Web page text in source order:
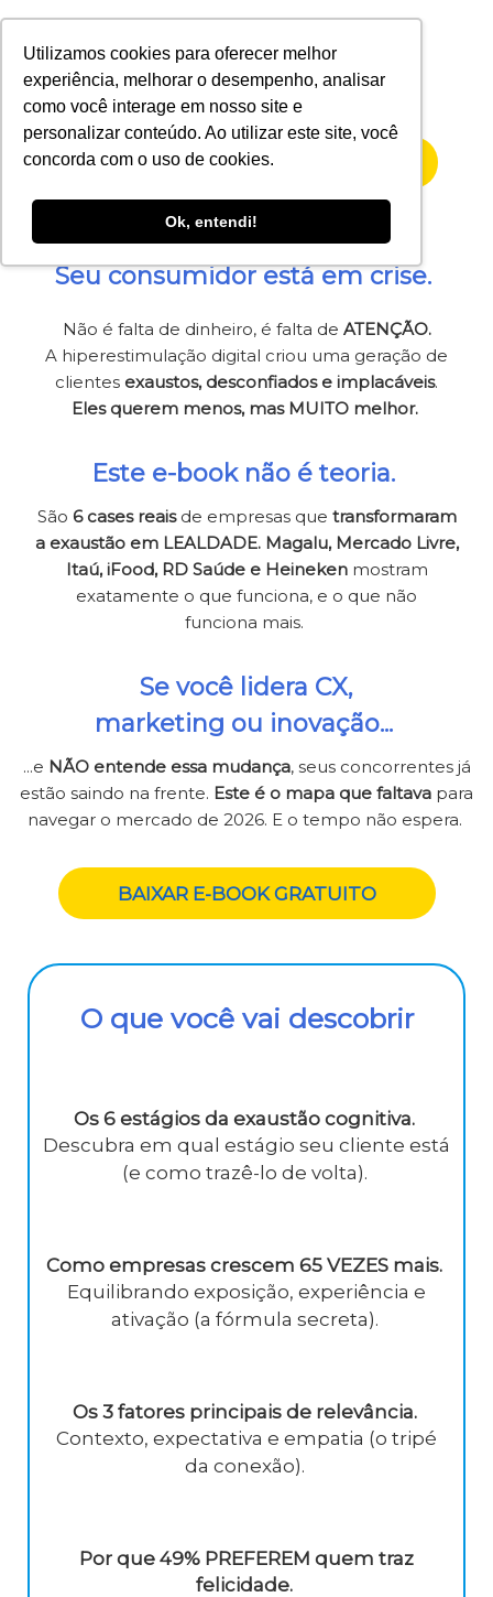
Utilizamos cookies para oferecer melhor
experiência, melhorar o desempenho, analisar
como você interage em nosso site e
personalizar conteúdo. Ao utilizar este site, você
concorda com o uso de cookies.
Ok, entendi!
QUERO O E-BOOK GRATUITO
Seu consumidor está em crise.
Não é falta de dinheiro, é falta de ATENÇÃO.
A hiperestimulação digital criou uma geração de
clientes exaustos, desconfiados e implacáveis.
Eles querem menos, mas MUITO melhor.
Este e-book não é teoria.
São 6 cases reaisde empresas que transformaram
a exaustão em LEALDADE. Magalu, Mercado Livre,
Itaú, iFood, RD Saúde e Heineken mostram
exatamente o que funciona, e o que não
funciona mais.
Se você lidera CX,
marketing ou inovação...
...e NÃO entende essa mudança, seus concorrentes já
estão saindo na frente. Este é o mapa que faltava para
navegar o mercado de 2026. E o tempo não espera.
BAIXAR E-BOOK GRATUITO
O que você vai descobrir
Os 6 estágios da exaustão cognitiva.
Descubra em qual estágio seu cliente está
(e como trazê-lo de volta).
Como empresas crescem 65 VEZES mais.
Equilibrando exposição, experiência e
ativação (a fórmula secreta).
Os 3 fatores principais de relevância.
Contexto, expectativa e empatia (o tripé
da conexão).
Por que 49% PREFEREM quem traz
felicidade.